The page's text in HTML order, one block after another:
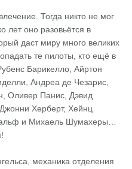
Тогда никто не мог
лет оно разовьётся в
даст миру много великих
те пилоты, кто ещё в
Барикелло, Айртон
Андреа де Чезарис,
Оливер Панис, Дэвид
Херберт, Хейнц
и Михаель Шумахеры…
механика отделения